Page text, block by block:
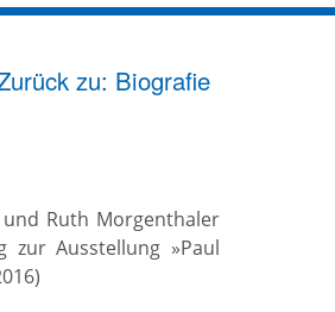
zu: Biografie
Ruth Morgenthaler
zur Ausstellung »Paul